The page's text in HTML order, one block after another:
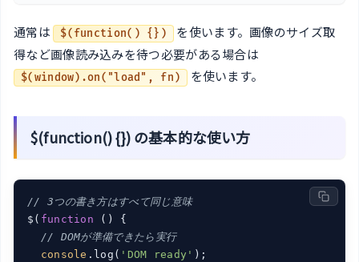
通常は $(function() {})
を使います。画像のサイズ取
得など画像読み込みを待つ必要がある場合は
$(window).on("load", fn) を使います。
$(function() {}) の基本的な使い方
// 3つの書き方はすべて同じ意味
$( function ( ) {
// DOMが準備できたら実行
console .log( 'DOM ready' );